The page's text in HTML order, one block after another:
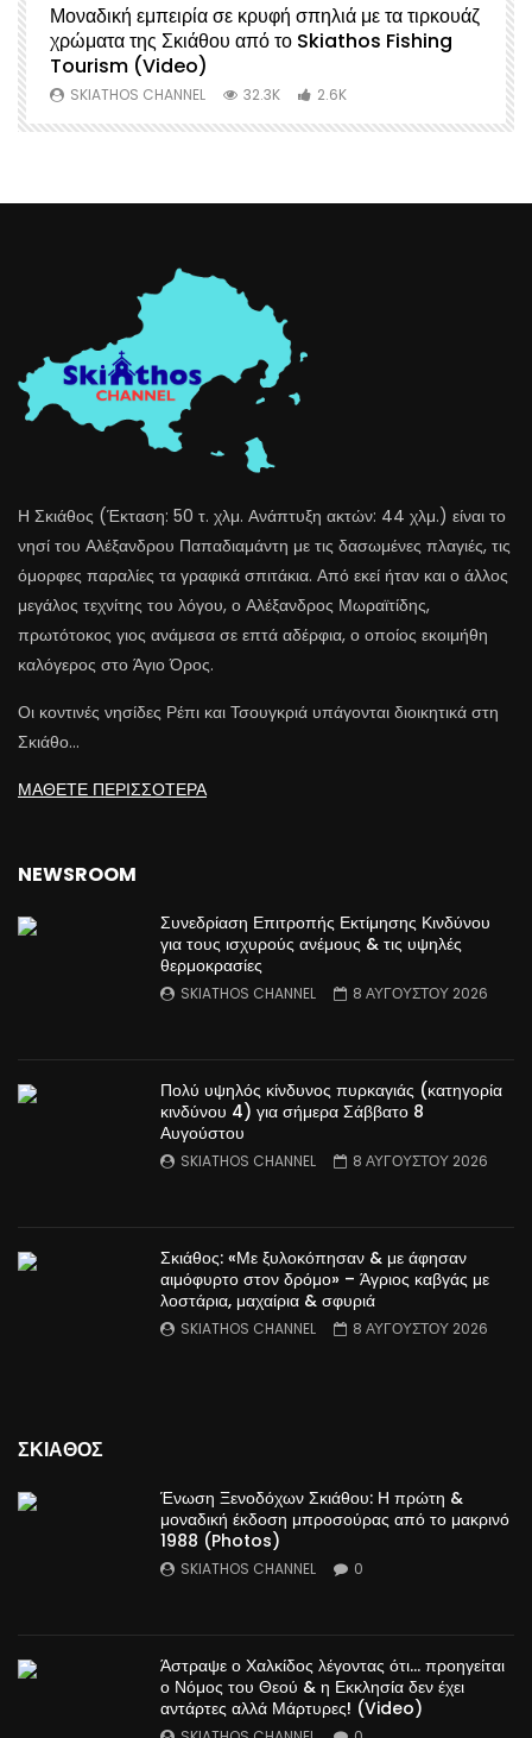
Μοναδική εμπειρία σε κρυφή σπηλιά με τα τιρκουάζ
χρώματα της Σκιάθου από το Skiathos Fishing
Tourism (Video)
SKIATHOS CHANNEL 32.3K 2.6K
Η Σκιάθος (Έκταση: 50 τ. χλμ. Ανάπτυξη ακτών: 44 χλμ.) είναι το
νησί του Αλέξανδρου Παπαδιαμάντη με τις δασωμένες πλαγιές, τις
όμορφες παραλίες τα γραφικά σπιτάκια. Από εκεί ήταν και ο άλλος
μεγάλος τεχνίτης του λόγου, ο Αλέξανδρος Μωραϊτίδης,
πρωτότοκος γιος ανάμεσα σε επτά αδέρφια, ο οποίος εκοιμήθη
καλόγερος στο Άγιο Όρος.
Οι κοντινές νησίδες Ρέπι και Τσουγκριά υπάγονται διοικητικά στη
Σκιάθο…
ΜΑΘΕΤΕ ΠΕΡΙΣΣΟΤΕΡΑ
NEWSROOM
Συνεδρίαση Επιτροπής Εκτίμησης Κινδύνου
για τους ισχυρούς ανέμους & τις υψηλές
θερμοκρασίες
SKIATHOS CHANNEL 8 ΑΥΓΟΥΣΤΟΥ 2026
Πολύ υψηλός κίνδυνος πυρκαγιάς (κατηγορία
κινδύνου 4) για σήμερα Σάββατο 8
Αυγούστου
SKIATHOS CHANNEL 8 ΑΥΓΟΥΣΤΟΥ 2026
Σκιάθος: «Με ξυλοκόπησαν & με άφησαν
αιμόφυρτο στον δρόμο» – Άγριος καβγάς με
λοστάρια, μαχαίρια & σφυριά
SKIATHOS CHANNEL 8 ΑΥΓΟΥΣΤΟΥ 2026
ΣΚΙΑΘΟΣ
Ένωση Ξενοδόχων Σκιάθου: Η πρώτη &
μοναδική έκδοση μπροσούρας από το μακρινό
1988 (Photos)
SKIATHOS CHANNEL 0
Άστραψε ο Χαλκίδος λέγοντας ότι… προηγείται
ο Νόμος του Θεού & η Εκκλησία δεν έχει
αντάρτες αλλά Μάρτυρες! (Video)